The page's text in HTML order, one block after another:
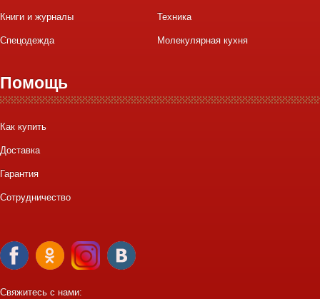
Книги и журналы Техника
Спецодежда Молекулярная кухня
Помощь
Как купить
Доставка
Гарантия
Сотрудничество
Свяжитесь с нами: